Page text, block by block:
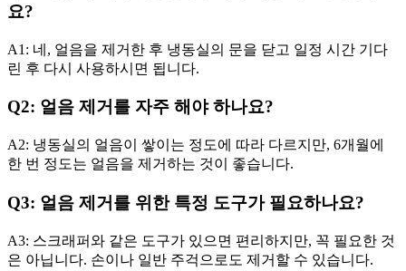
요?
A1: 네, 얼음을 제거한 후 냉동실의 문을 닫고 일정 시간 기다
린 후 다시 사용하시면 됩니다.
Q2: 얼음 제거를 자주 해야 하나요?
A2: 냉동실의 얼음이 쌓이는 정도에 따라 다르지만, 6개월에
한 번 정도는 얼음을 제거하는 것이 좋습니다.
Q3: 얼음 제거를 위한 특정 도구가 필요하나요?
A3: 스크래퍼와 같은 도구가 있으면 편리하지만, 꼭 필요한 것
은 아닙니다. 손이나 일반 주걱으로도 제거할 수 있습니다.